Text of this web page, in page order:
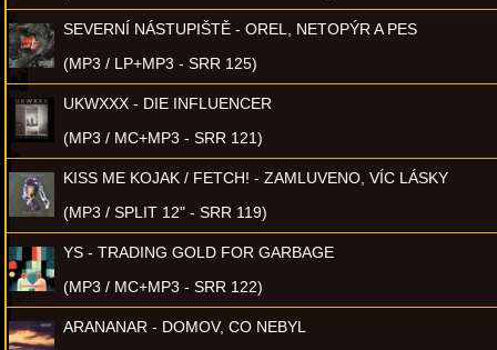
SEVERNÍ NÁSTUPIŠTĚ - OREL, NETOPÝR A PES
(MP3 / LP+MP3 - SRR 125)
UKWXXX - DIE INFLUENCER
(MP3 / MC+MP3 - SRR 121)
KISS ME KOJAK / FETCH! - ZAMLUVENO, VÍC LÁSKY
(MP3 / SPLIT 12" - SRR 119)
YS - TRADING GOLD FOR GARBAGE
(MP3 / MC+MP3 - SRR 122)
ARANANAR - DOMOV, CO NEBYL